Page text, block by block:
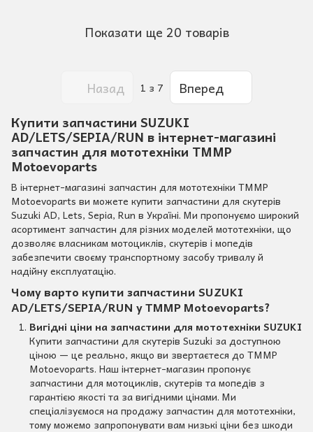
Показати ще 20 товарів
Назад 1 з 7
Вперед
Купити запчастини SUZUKI
AD/LETS/SEPIA/RUN в інтернет-магазині
запчастин для мототехніки TMMP
Motoevoparts
В інтернет-магазині запчастин для мототехніки TMMP
Motoevoparts ви можете купити запчастини для скутерів
Suzuki AD, Lets, Sepia, Run в Україні. Ми пропонуємо широкий
асортимент запчастин для різних моделей мототехніки, що
дозволяє власникам мотоциклів, скутерів і мопедів
забезпечити своєму транспортному засобу тривалу й
надійну експлуатацію.
Чому варто купити запчастини SUZUKI
AD/LETS/SEPIA/RUN у TMMP Motoevoparts?
Вигідні ціни на запчастини для мототехніки SUZUKI
Купити запчастини для скутерів Suzuki за доступною
ціною — це реально, якщо ви звертаєтеся до TMMP
Motoevoparts. Наш інтернет-магазин пропонує
запчастини для мотоциклів, скутерів та мопедів з
гарантією якості та за вигідними цінами. Ми
спеціалізуємося на продажу запчастин для мототехніки,
тому можемо запропонувати вам низькі ціни без шкоди